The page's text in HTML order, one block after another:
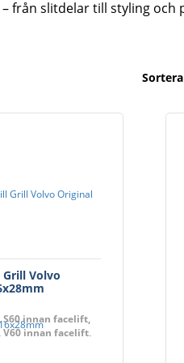
från slitdelar till styling
Volvo
S60 innan facelift,
V60 innan facelift,